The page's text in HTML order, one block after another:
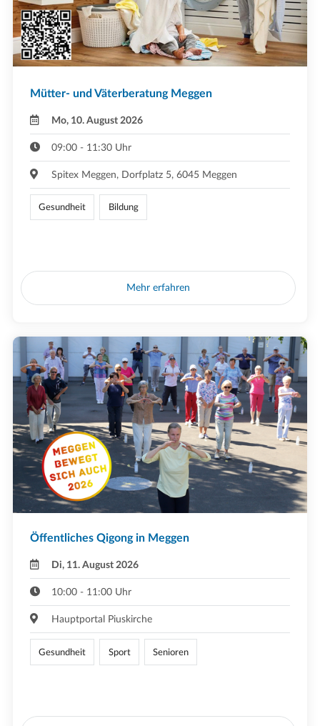
Mütter- und Väterberatung Meggen
Mo, 10. August 2026
09:00 - 11:30 Uhr
Spitex Meggen, Dorfplatz 5, 6045 Meggen
Gesundheit Bildung
Mehr erfahren
Öffentliches Qigong in Meggen
Di, 11. August 2026
10:00 - 11:00 Uhr
Hauptportal Piuskirche
Gesundheit Sport Senioren